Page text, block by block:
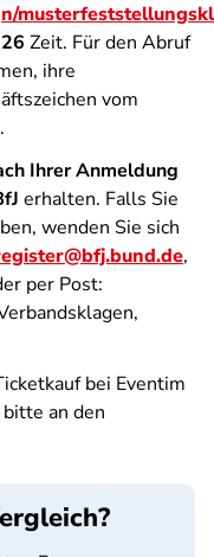
Zeit. Für den Abruf
ihre
vom
Ihrer Anmeldung
erhalten. Falls Sie
wenden Sie sich
,
per Post:
bei Eventim
an den